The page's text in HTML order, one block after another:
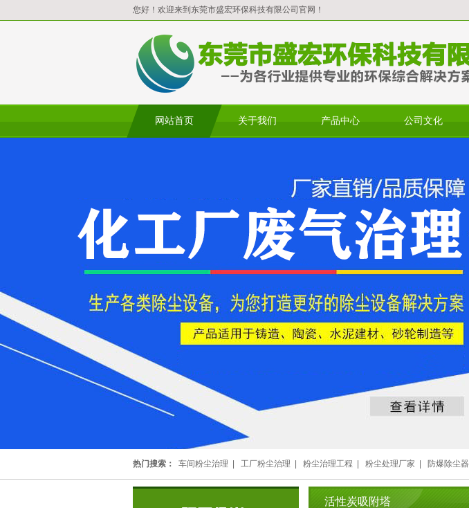
您好！欢迎来到东莞市盛宏环保科技有限公司官网！
网站首页 关于我们 产品中心 公司文化
热门搜索： 车间粉尘治理 工厂粉尘治理 粉尘治理工程 粉尘处理厂家 防爆除尘器
活性炭吸附塔